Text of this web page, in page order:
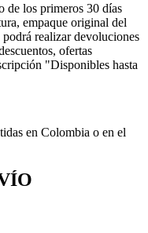
de los primeros 30 días
empaque original del
realizar devoluciones
ofertas
"Disponibles hasta
en Colombia o en el